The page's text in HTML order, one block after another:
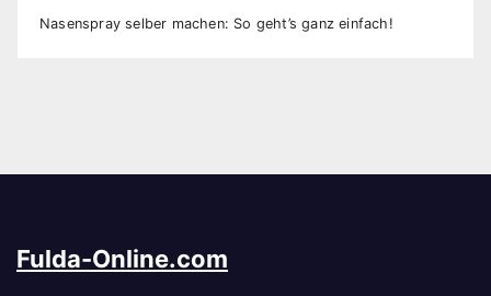
Nasenspray selber machen: So geht’s ganz einfach!
Fulda-Online.com